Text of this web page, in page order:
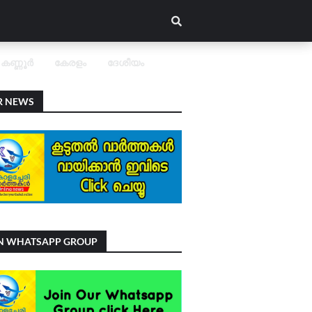
കണ്ണൂർ കേരളം ദേശീയം
NEWS
WHATSAPP GROUP